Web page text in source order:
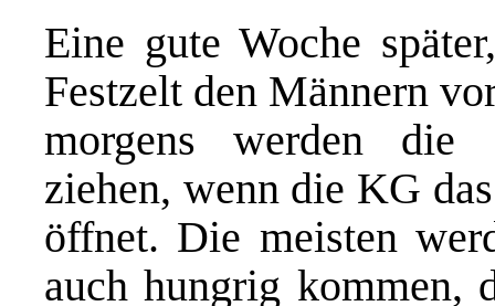
Eine gute Woche
Festzelt den Männern
morgens werden die
ziehen, wenn die KG
öffnet. Die meisten
auch hungrig kommen,